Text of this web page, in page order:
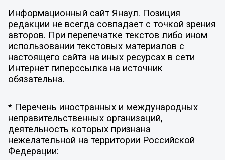
Информационный сайт Янаул. Позиция
редакции не всегда совпадает с точкой зрения
авторов. При перепечатке текстов либо ином
использовании текстовых материалов с
настоящего сайта на иных ресурсах в сети
Интернет гиперссылка на источник
обязательна.
* Перечень иностранных и международных
неправительственных организаций,
деятельность которых признана
нежелательной на территории Российской
Федерации: